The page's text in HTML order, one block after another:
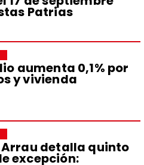
Patrias
aumenta 0,1% por
y vivienda
detalla quinto
excepción: